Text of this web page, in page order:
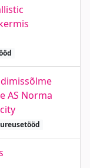
AS Norma